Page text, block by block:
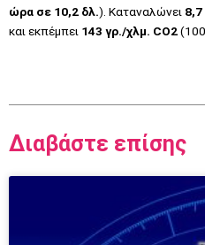
ώρα σε 10,2 δλ.). Καταναλώνει
και εκπέμπει 143 γρ./χλμ. CO2
Διαβάστε επίσης